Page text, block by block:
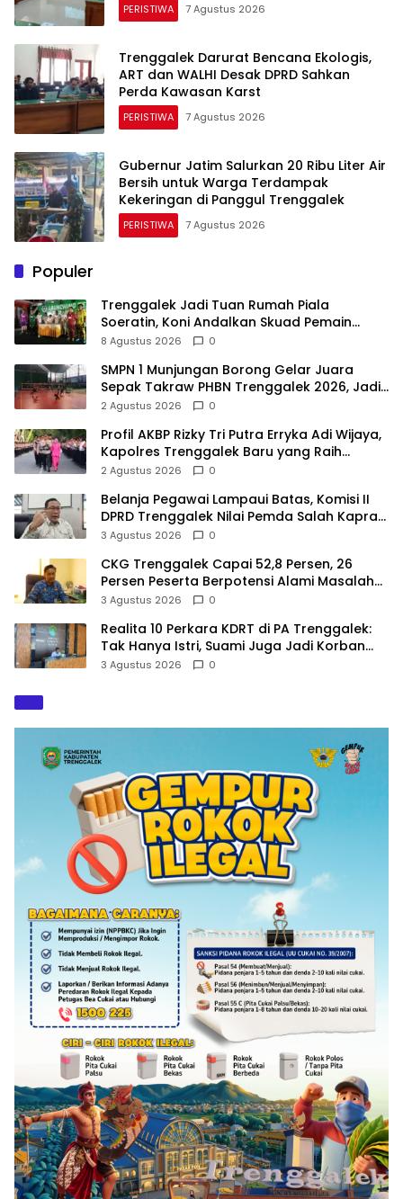
PERISTIWA 7 Agustus 2026
Trenggalek Darurat Bencana Ekologis,
ART dan WALHI Desak DPRD Sahkan
Perda Kawasan Karst
PERISTIWA 7 Agustus 2026
Gubernur Jatim Salurkan 20 Ribu Liter Air
Bersih untuk Warga Terdampak
Kekeringan di Panggul Trenggalek
PERISTIWA 7 Agustus 2026
Populer
Trenggalek Jadi Tuan Rumah Piala
Soeratin, Koni Andalkan Skuad Pemain
Lokal U-17
8 Agustus 2026 0
SMPN 1 Munjungan Borong Gelar Juara
Sepak Takraw PHBN Trenggalek 2026, Jadi
Modal Menuju POPDA Jatim
2 Agustus 2026 0
Profil AKBP Rizky Tri Putra Erryka Adi Wijaya,
Kapolres Trenggalek Baru yang Raih
Hattrick Pin Emas Kapolri
2 Agustus 2026 0
Belanja Pegawai Lampaui Batas, Komisi II
DPRD Trenggalek Nilai Pemda Salah Kaprah
dalam Perencanaan
3 Agustus 2026 0
CKG Trenggalek Capai 52,8 Persen, 26
Persen Peserta Berpotensi Alami Masalah
Kejiwaan
3 Agustus 2026 0
Realita 10 Perkara KDRT di PA Trenggalek:
Tak Hanya Istri, Suami Juga Jadi Korban
Kekerasan
3 Agustus 2026 0